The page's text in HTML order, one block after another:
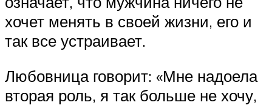
хочет менять в своей жизни, его и
так все устраивает.
Любовница говорит: «Мне надоела
вторая роль, я так больше не хочу,